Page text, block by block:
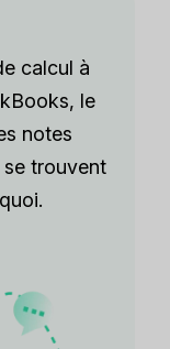
calcul à
le
notes
trouvent